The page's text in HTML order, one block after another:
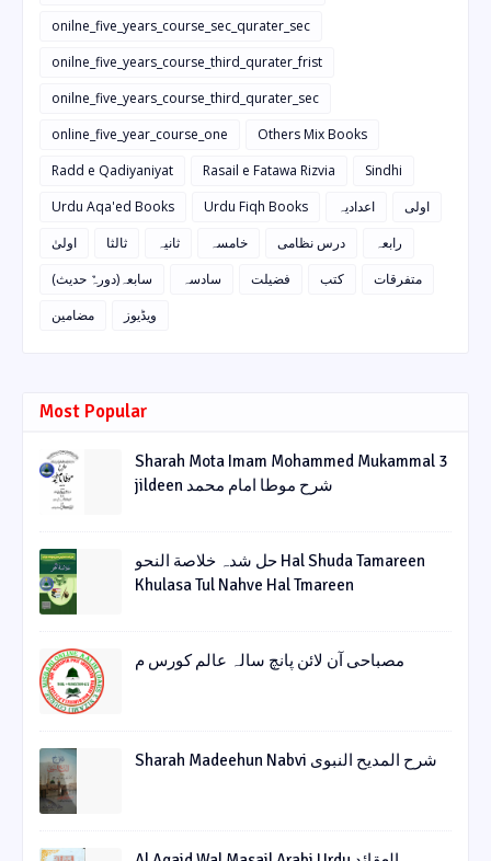
onilne_five_years_course_sec_qurater_sec
onilne_five_years_course_third_qurater_frist
onilne_five_years_course_third_qurater_sec
online_five_year_course_one
Others Mix Books
Radd e Qadiyaniyat
Rasail e Fatawa Rizvia
Sindhi
Urdu Aqa'ed Books
Urdu Fiqh Books اعدادیہ
اولی
اولیٰ
ثالثا ثانیہ خامسہ درس نظامی
رابعہ
سابعہ(دورہٌ حدیث)
سادسہ فضیلت کتب
متفرقات
مضامین
ویڈیوز
Most Popular
Sharah Mota Imam Mohammed Mukammal 3
jildeen شرح موطا امام محمد
حل شدہ خلاصة النحو Hal Shuda Tamareen
Khulasa Tul Nahve Hal Tmareen
مصباحی آن لائن پانچ سالہ عالم کورس م
Sharah Madeehun Nabvi شرح المدیح النبوی